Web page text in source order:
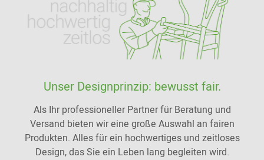
Unser Designprinzip: bewusst fair.
Als Ihr professioneller Partner für Beratung und
Versand bieten wir eine große Auswahl an fairen
Produkten. Alles für ein hochwertiges und zeitloses
Design, das Sie ein Leben lang begleiten wird.